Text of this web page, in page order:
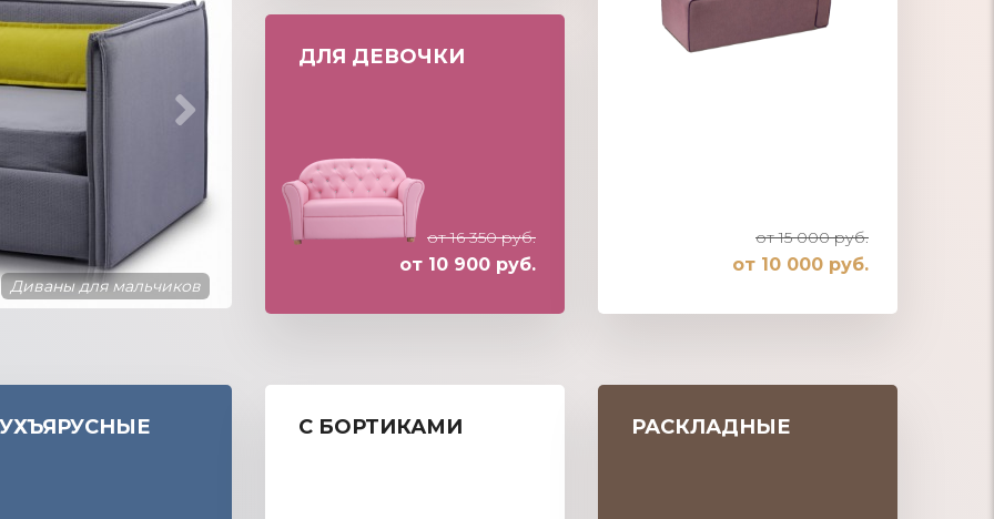
Диваны для мальчиков
ДЛЯ ДЕВОЧКИ
от 16 350 руб.
от 10 900 руб.
от 15 000 руб.
от 10 000 руб.
С БОРТИКАМИ РАСКЛАДНЫЕ